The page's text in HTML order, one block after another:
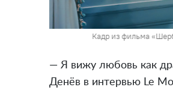
Кадр из фильма
— Я вижу любовь как
Денёв в интервью Le